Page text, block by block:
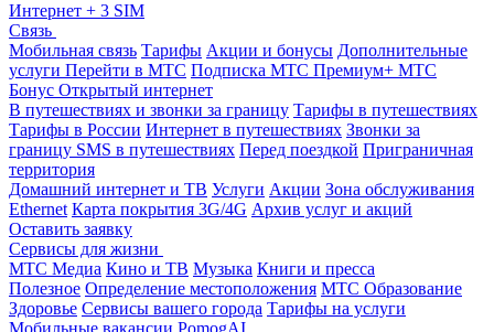
Интернет + 3 SIM
Связь
Мобильная связь Тарифы Акции и бонусы Дополнительные
услуги Перейти в МТС Подписка МТС Премиум+ МТС
Бонус Открытый интернет
В путешествиях и звонки за границу Тарифы в путешествиях
Тарифы в России Интернет в путешествиях Звонки за
границу SMS в путешествиях Перед поездкой Приграничная
территория
Домашний интернет и ТВ Услуги Акции Зона обслуживания
Ethernet Карта покрытия 3G/4G Архив услуг и акций
Оставить заявку
Сервисы для жизни
МТС Медиа Кино и ТВ Музыка Книги и пресса
Полезное Определение местоположения МТС Образование
Здоровье Сервисы вашего города Тарифы на услуги
Мобильные вакансии PomogAI